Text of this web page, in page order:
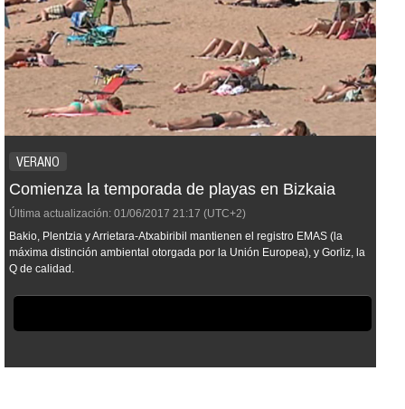
VERANO
Comienza la temporada de playas en Bizkaia
Última actualización: 01/06/2017 21:17 (UTC+2)
Bakio, Plentzia y Arrietara-Atxabiribil mantienen el registro EMAS (la
máxima distinción ambiental otorgada por la Unión Europea), y Gorliz, la
Q de calidad.